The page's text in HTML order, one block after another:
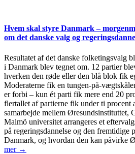
Hvem skal styre Danmark –
om det danske valg og
Resultatet af det danske folketingsvalg
i Danmark blev tegnet om. 12 partier
hverken den røde eller den blå blok fik
Moderaterne fik en tungen-på-
er forbi – kun ét parti fik mere end 20
flertallet af partierne fik under ti procent
samarbejde mellem Øresundsinstituttet,
Malmö universitet arrangeres et
på regeringsdannelse og den fremtidige
Danmark, og hvordan den kan påvirke
mer →